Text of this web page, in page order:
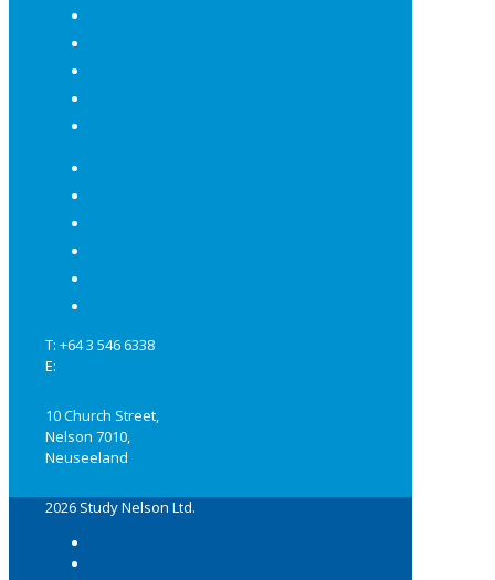
T: +64 3 546 6338
E:
10 Church Street,
Nelson 7010,
Neuseeland
2026 Study Nelson Ltd.